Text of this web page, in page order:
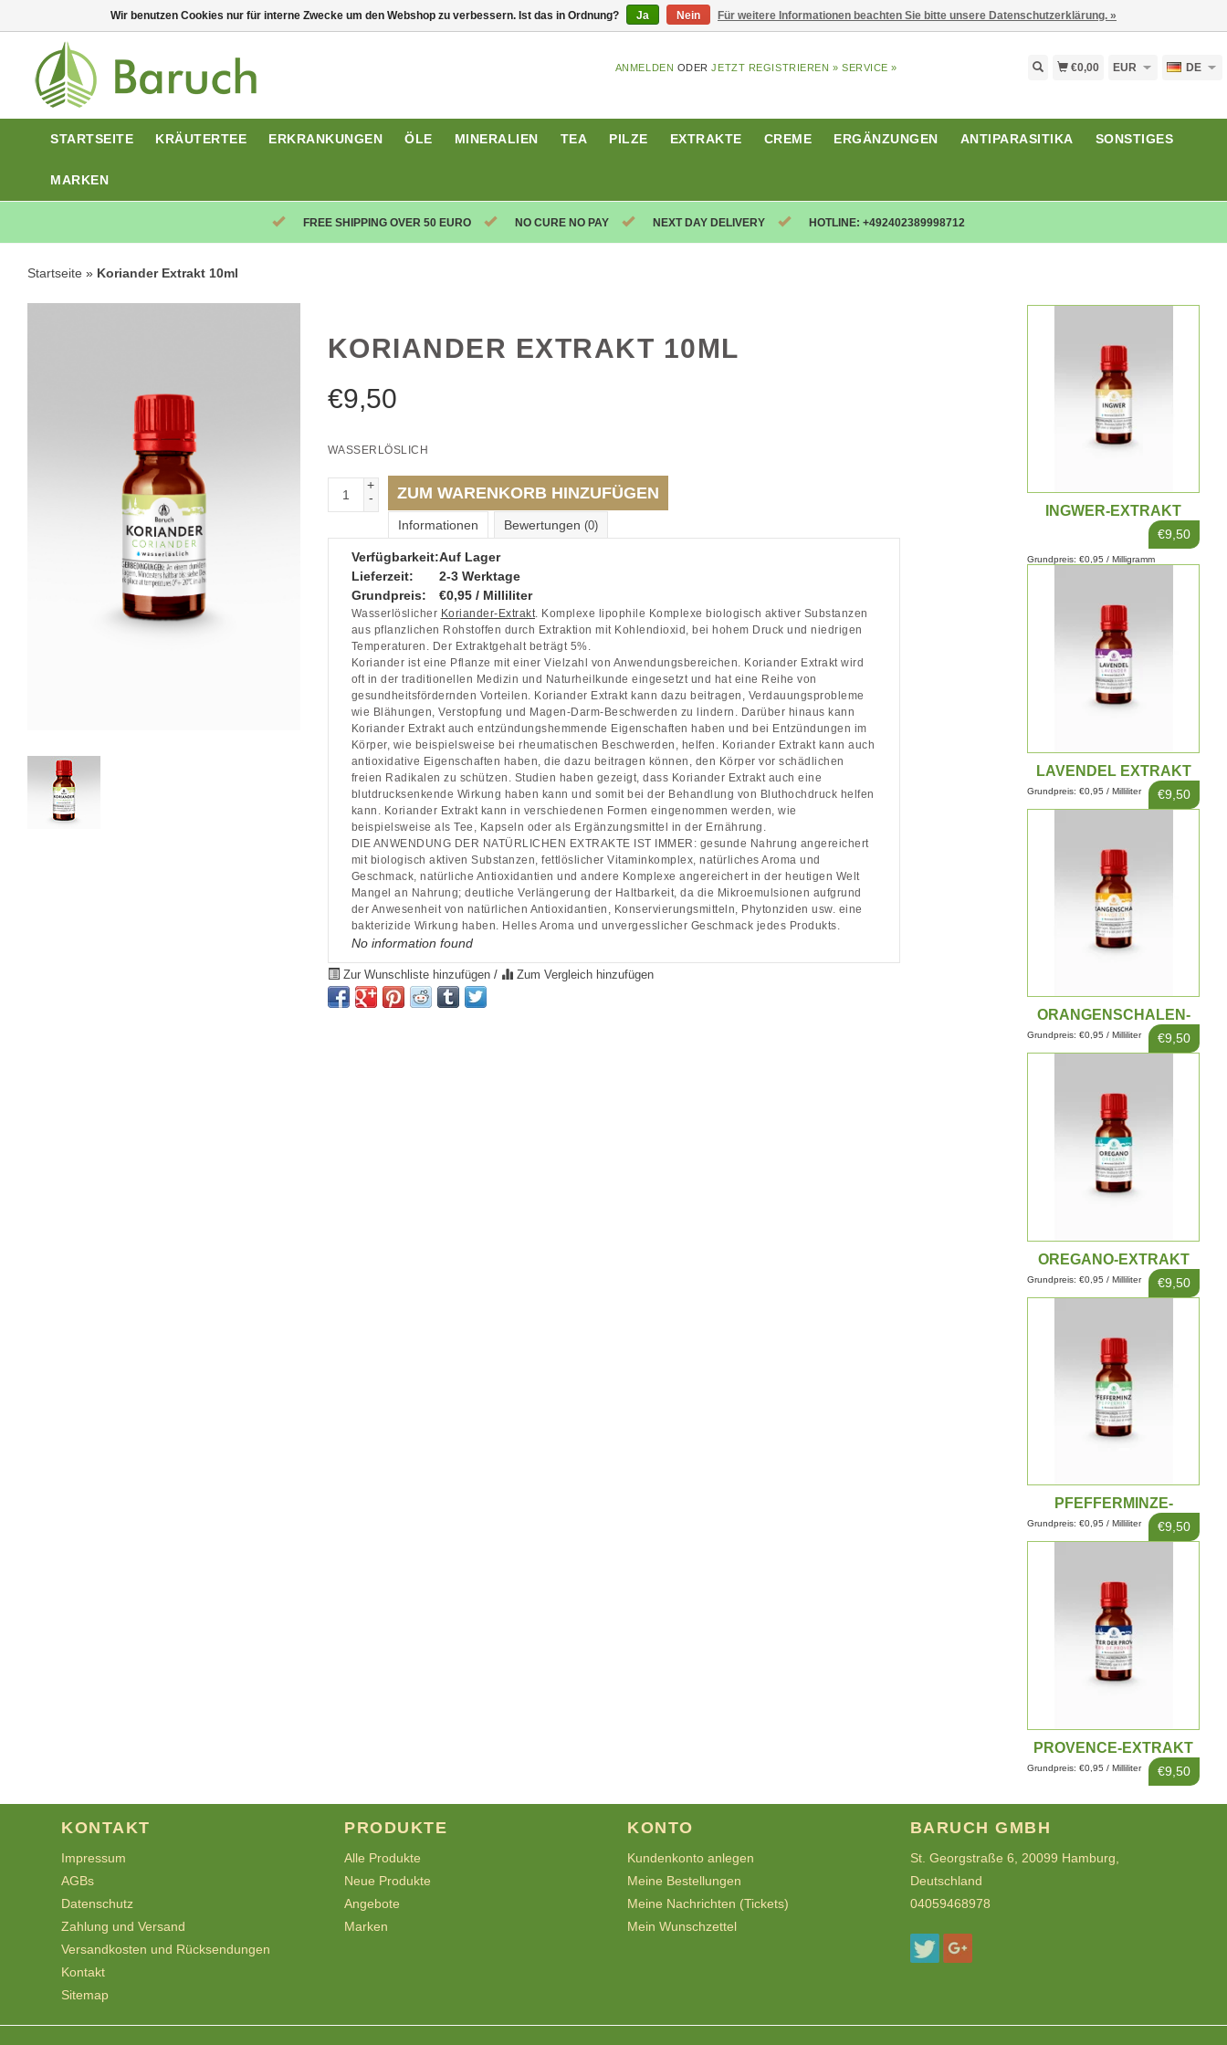
ANMELDEN ODERJETZT REGISTRIEREN » SERVICE » €0,00 EUR DE
STARTSEITE KRÄUTERTEE ERKRANKUNGEN ÖLE MINERALIEN TEA PILZE EXTRAKTE CREME ERGÄNZUNGEN ANTIPARASITIKA SONSTIGES
MARKEN
FREE SHIPPING OVER 50 EURO NO CURE NO PAY NEXT DAY DELIVERY HOTLINE: +492402389998712
Startseite » Koriander Extrakt 10ml
KORIANDER EXTRAKT 10ML
€9,50
WASSERLÖSLICH
+
-
ZUM WARENKORB HINZUFÜGEN
Informationen Bewertungen (0)
Verfügbarkeit:Auf Lager
Lieferzeit:
2-3 Werktage
Grundpreis:
€0,95 / Milliliter
Wasserlöslicher Koriander-Extrakt. Komplexe lipophile Komplexe biologisch aktiver Substanzen
aus pflanzlichen Rohstoffen durch Extraktion mit Kohlendioxid, bei hohem Druck und niedrigen
Temperaturen. Der Extraktgehalt beträgt 5%.
Koriander ist eine Pflanze mit einer Vielzahl von Anwendungsbereichen. Koriander Extrakt wird
oft in der traditionellen Medizin und Naturheilkunde eingesetzt und hat eine Reihe von
gesundheitsfördernden Vorteilen. Koriander Extrakt kann dazu beitragen, Verdauungsprobleme
wie Blähungen, Verstopfung und Magen-Darm-Beschwerden zu lindern. Darüber hinaus kann
Koriander Extrakt auch entzündungshemmende Eigenschaften haben und bei Entzündungen im
Körper, wie beispielsweise bei rheumatischen Beschwerden, helfen. Koriander Extrakt kann auch
antioxidative Eigenschaften haben, die dazu beitragen können, den Körper vor schädlichen
freien Radikalen zu schützen. Studien haben gezeigt, dass Koriander Extrakt auch eine
blutdrucksenkende Wirkung haben kann und somit bei der Behandlung von Bluthochdruck helfen
kann. Koriander Extrakt kann in verschiedenen Formen eingenommen werden, wie
beispielsweise als Tee, Kapseln oder als Ergänzungsmittel in der Ernährung.
DIE ANWENDUNG DER NATÜRLICHEN EXTRAKTE IST IMMER: gesunde Nahrung angereichert
mit biologisch aktiven Substanzen, fettlöslicher Vitaminkomplex, natürliches Aroma und
Geschmack, natürliche Antioxidantien und andere Komplexe angereichert in der heutigen Welt
Mangel an Nahrung; deutliche Verlängerung der Haltbarkeit, da die Mikroemulsionen aufgrund
der Anwesenheit von natürlichen Antioxidantien, Konservierungsmitteln, Phytonziden usw. eine
bakterizide Wirkung haben. Helles Aroma und unvergesslicher Geschmack jedes Produkts.
No information found
Zur Wunschliste hinzufügen / Zum Vergleich hinzufügen
INGWER-EXTRAKT
€9,50
Grundpreis: €0,95 / Milligramm
LAVENDEL EXTRAKT
10ML
€9,50
Grundpreis: €0,95 / Milliliter
ORANGENSCHALEN-
EXTRAKT 10ML€9,50
Grundpreis: €0,95 / Milliliter
OREGANO-EXTRAKT
10ML
€9,50
Grundpreis: €0,95 / Milliliter
PFEFFERMINZE-
EXTRAKT 10ML€9,50
Grundpreis: €0,95 / Milliliter
PROVENCE-EXTRAKT
10ML
€9,50
Grundpreis: €0,95 / Milliliter
KONTAKT
Impressum
AGBs
Datenschutz
Zahlung und Versand
Versandkosten und Rücksendungen
Kontakt
Sitemap
PRODUKTE
Alle Produkte
Neue Produkte
Angebote
Marken
KONTO
Kundenkonto anlegen
Meine Bestellungen
Meine Nachrichten (Tickets)
Mein Wunschzettel
BARUCH GMBH
St. Georgstraße 6, 20099 Hamburg,
Deutschland
04059468978
Wir benutzen Cookies nur für interne Zwecke um den Webshop zu verbessern. Ist das in Ordnung? Ja Nein Für weitere Informationen beachten Sie bitte unsere Datenschutzerklärung. »